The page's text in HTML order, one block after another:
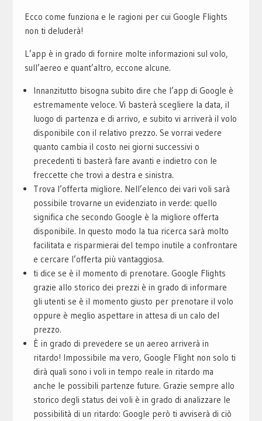
Ecco come funziona e le ragioni per cui Google Flights
non ti deluderà!
L’app è in grado di fornire molte informazioni sul volo,
sull’aereo e quant’altro, eccone alcune.
Innanzitutto bisogna subito dire che l’app di Google è
estremamente veloce. Vi basterà scegliere la data, il
luogo di partenza e di arrivo, e subito vi arriverà il volo
disponibile con il relativo prezzo. Se vorrai vedere
quanto cambia il costo nei giorni successivi o
precedenti ti basterà fare avanti e indietro con le
freccette che trovi a destra e sinistra.
Trova l’offerta migliore. Nell’elenco dei vari voli sarà
possibile trovarne un evidenziato in verde: quello
significa che secondo Google è la migliore offerta
disponibile. In questo modo la tua ricerca sarà molto
facilitata e risparmierai del tempo inutile a confrontare
e cercare l’offerta più vantaggiosa.
ti dice se è il momento di prenotare. Google Flights
grazie allo storico dei prezzi è in grado di informare
gli utenti se è il momento giusto per prenotare il volo
oppure è meglio aspettare in attesa di un calo del
prezzo.
È in grado di prevedere se un aereo arriverà in
ritardo! Impossibile ma vero, Google Flight non solo ti
dirà quali sono i voli in tempo reale in ritardo ma
anche le possibili partenze future. Grazie sempre allo
storico degli status dei voli è in grado di analizzare le
possibilità di un ritardo: Google però ti avviserà di ciò